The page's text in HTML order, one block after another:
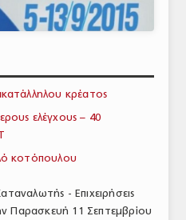
κρέατος
ελέγχους – 40
κοτόπουλου
- Επιχειρήσεις
Παρασκευή 11 Σεπτεμβρίου